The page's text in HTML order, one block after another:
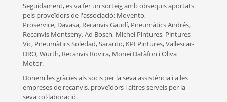
Seguidament, es va fer un sorteig amb obsequis aportats
pels proveïdors de l'associació: Movento,
Proservice, Davasa, Recanvis Gaudí, Pneumàtics Andrés,
Recanvis Montseny, Ad Bosch, Michel Pintures, Pintures
Vic, Pneumàtics Soledad, Sarauto, KPI Pintures, Vallescar-
DRO, Würth, Recanvis Rovira, Monei Datàfon i Oliva
Motor.
Donem les gràcies als socis per la seva assistència i a les
empreses de recanvis, proveïdors i altres serveis per la
seva col·laboració.